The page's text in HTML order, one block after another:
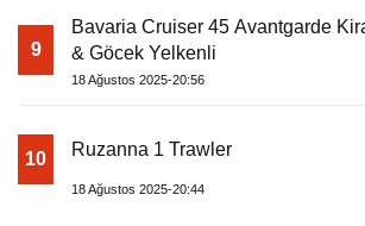
9
Bavaria Cruiser 45 Avantgarde
& Göcek Yelkenli
18 Ağustos 2025-20:56
10 Ruzanna 1 Trawler
18 Ağustos 2025-20:44